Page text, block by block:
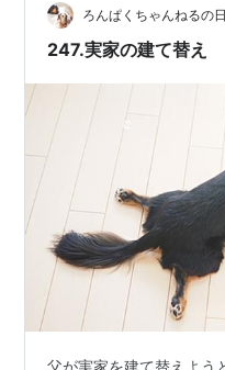
たら上手に着こなして 可
ものダウンも本…
ろんぱくちゃんねるの
247.実家の建て替え
父が実家を建て替えよう